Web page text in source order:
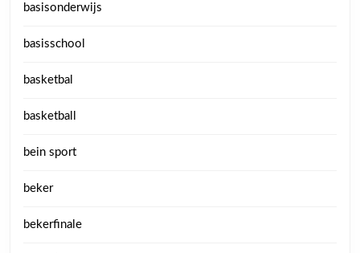
basisonderwijs
basisschool
basketbal
basketball
bein sport
beker
bekerfinale